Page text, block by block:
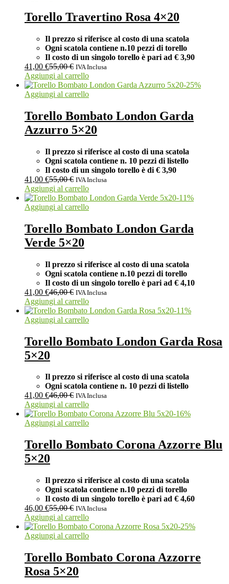
Torello Travertino Rosa 4×20
Il prezzo si riferisce al costo di una scatola
Ogni scatola contiene n.10 pezzi di torello
Il costo di un singolo torello è pari ad € 3,90
41,00 €55,00€ IVA Inclusa
Aggiungi al carrello
-25%
Aggiungi al carrello
Torello Bombato London Garda
Azzurro 5×20
Il prezzo si riferisce al costo di una scatola
Ogni scatola contiene n. 10 pezzi di listello
Il costo di un singolo torello è di € 3,90
41,00 €55,00€ IVA Inclusa
Aggiungi al carrello
-11%
Aggiungi al carrello
Torello Bombato London Garda
Verde 5×20
Il prezzo si riferisce al costo di una scatola
Ogni scatola contiene n.10 pezzi di torello
Il costo di un singolo torello è pari ad € 4,10
41,00 €46,00€ IVA Inclusa
Aggiungi al carrello
-11%
Aggiungi al carrello
Torello Bombato London Garda Rosa
5×20
Il prezzo si riferisce al costo di una scatola
Ogni scatola contiene n. 10 pezzi di listello
41,00 €46,00€ IVA Inclusa
Aggiungi al carrello
-16%
Aggiungi al carrello
Torello Bombato Corona Azzorre Blu
5×20
Il prezzo si riferisce al costo di una scatola
Ogni scatola contiene n.10 pezzi di torello
Il costo di un singolo torello è pari ad € 4,60
46,00 €55,00€ IVA Inclusa
Aggiungi al carrello
-25%
Aggiungi al carrello
Torello Bombato Corona Azzorre
Rosa 5×20